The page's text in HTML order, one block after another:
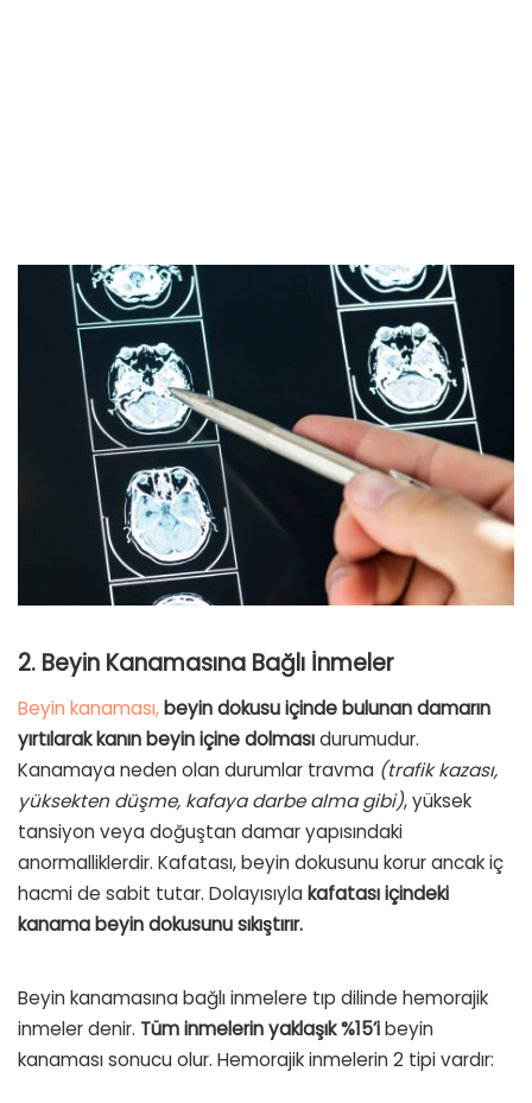
2. Beyin Kanamasına Bağlı İnmeler
Beyin kanaması, beyin dokusu içinde bulunan damarın
yırtılarak kanın beyin içine dolmasıdurumudur.
Kanamaya neden olan durumlar travma (trafik kazası,
yüksekten düşme, kafaya darbe alma gibi), yüksek
tansiyon veya doğuştan damar yapısındaki
anormalliklerdir. Kafatası, beyin dokusunu korur ancak iç
hacmi de sabit tutar. Dolayısıyla kafatası içindeki
kanama beyin dokusunu sıkıştırır.
Beyin kanamasına bağlı inmelere tıp dilinde hemorajik
inmeler denir. Tüm inmelerin yaklaşık %15’ibeyin
kanaması sonucu olur. Hemorajik inmelerin 2 tipi vardır: